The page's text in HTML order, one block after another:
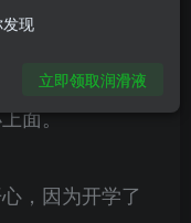
会导致体验很
位更高的做的可
面。
，因为开学了
现
立即领取润滑液